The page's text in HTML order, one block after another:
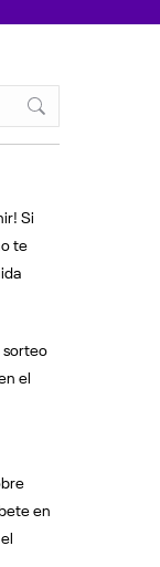
Si
te
sorteo
el
en